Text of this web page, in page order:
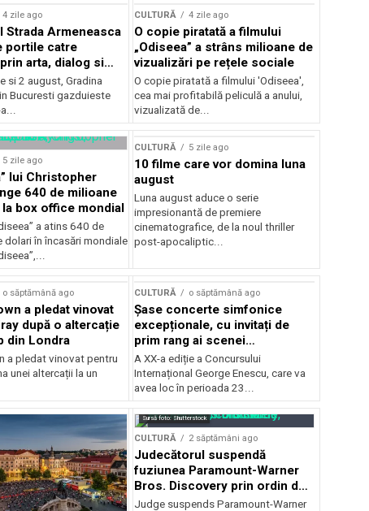
4 zile ago
Strada Armeneasca
portile catre
arta, dialog si
intre 31 iulie si 2
Gradina Botanica din
si 2 august, Gradina
Bucuresti gazduieste
CULTURĂ 4 zile ago
O copie piratată a filmului
„Odiseea” a strâns milioane de
vizualizări pe rețele sociale
O copie piratată a filmului 'Odiseea',
cea mai profitabilă peliculă a anului,
vizualizată de...
5 zile ago
lui Christopher
640 de milioane
box office mondial
a atins 640 de
dolari în încasări mondiale
CULTURĂ 5 zile ago
10 filme care vor domina luna
august
Luna august aduce o serie
impresionantă de premiere
cinematografice, de la noul thriller
post-apocaliptic...
o săptămână ago
a pledat vinovat
după o altercație
din Londra
a pledat vinovat pentru
unei altercații la un
CULTURĂ o săptămână ago
Șase concerte simfonice
excepționale, cu invitați de
prim rang ai scenei
internaționale și ansambluri
orchestrale românești de
prestigiu, în programul
Concursului Enescu 2026
A XX-a ediție a Concursului
Internațional George Enescu, care va
avea loc în perioada 23...
Sursă foto: Shutterstock
CULTURĂ 2 săptămâni ago
Judecătorul suspendă
fuziunea Paramount-Warner
Bros. Discovery prin ordin de
restricție temporară
Judge suspends Paramount-Warner